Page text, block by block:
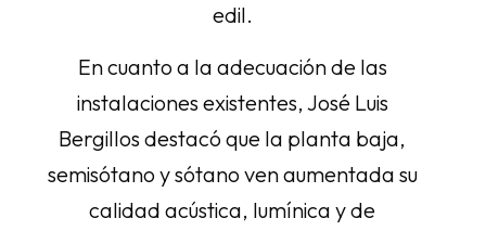
edil.
En cuanto a la adecuación de las
instalaciones existentes, José Luis
Bergillos destacó que la planta baja,
semisótano y sótano ven aumentada su
calidad acústica, lumínica y de